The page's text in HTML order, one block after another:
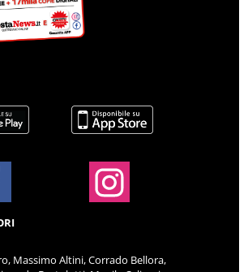
Massimo Altini, Corrado Bellora,